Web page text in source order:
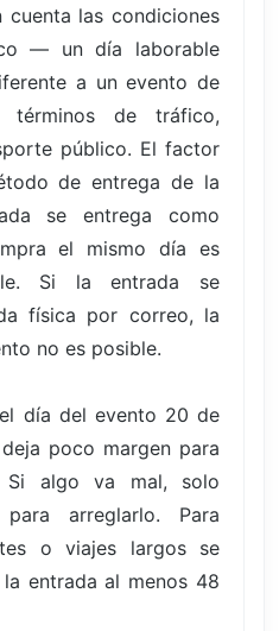
las condiciones
— un día laborable
a un evento de
de tráfico,
público. El factor
de entrega de la
se entrega como
el mismo día es
Si la entrada se
física por correo, la
no es posible.
día del evento 20 de
poco margen para
Si algo va mal, solo
arreglarlo. Para
o viajes largos se
entrada al menos 48